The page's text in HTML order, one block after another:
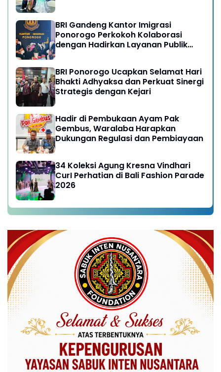
BRI Gandeng Kantor Imigrasi
Ponorogo Perkokoh Kolaborasi
dengan Hadirkan Layanan Publik
BRI Ponorogo Ucapkan Selamat Hari
Bhakti Adhyaksa dan Perkuat Sinergi
Strategis dengan Kejari
Hadir di Pembukaan Ayam Pak
Gembus, Waralaba Harapkan
Dukungan Regulasi dan Pembiayaan
34 Koleksi Agung Kresna Vindhari
CurI Perhatian di Bali Fashion Parade
2026